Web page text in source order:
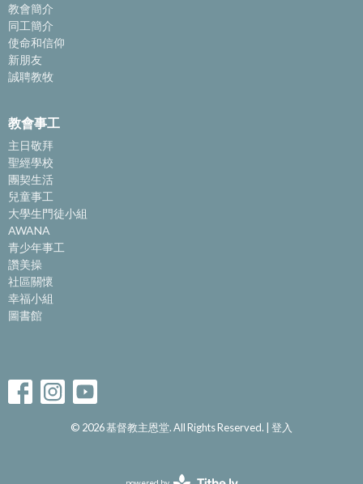
教會簡介
同工簡介
使命和信仰
新朋友
誠聘教牧
教會事工
主日敬拜
聖經學校
團契生活
兒童事工
大學生門徒小組
AWANA
青少年事工
讚美操
社區關懷
幸福小組
圖書館
© 2026 基督教主恩堂. All Rights Reserved. | 登入